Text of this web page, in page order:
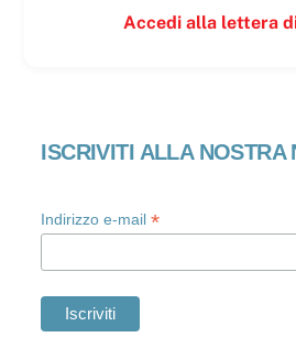
Accedi alla lettera
ISCRIVITI ALLA NOSTRA
Indirizzo e-mail*